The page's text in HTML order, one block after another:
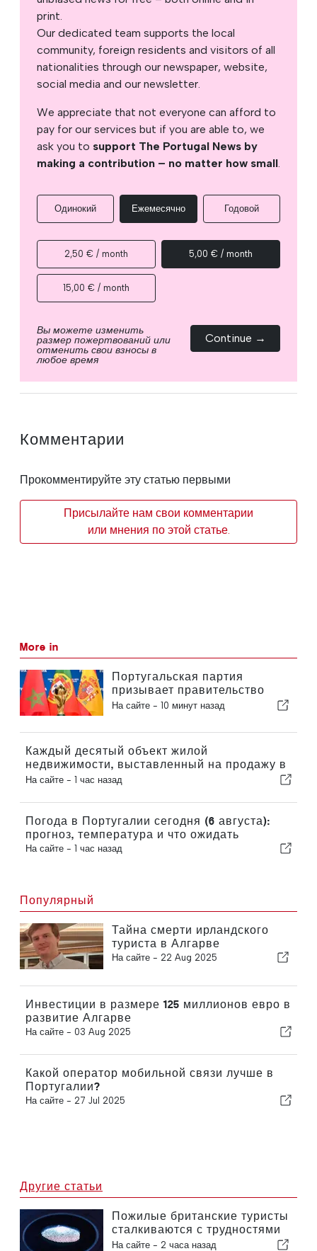
print.
Our dedicated team supports the local
community, foreign residents and visitors of all
nationalities through our newspaper, website,
social media and our newsletter.
We appreciate that not everyone can afford to
pay for our services but if you are able to, we
ask you to support The Portugal News by
making a contribution – no matter how small.
Одинокий Ежемесячно Годовой
2,50 € / month 5,00 € / month
15,00 € / month
Вы можете изменить
размер пожертвований или
отменить свои взносы в
любое время
Continue →
Комментарии
Прокомментируйте эту статью первыми
Присылайте нам свои комментарии
или мнения по этой статье.
More in
Португальская партия
призывает правительство
пересмотреть решение о
Чемпионата мира по футболу
2030 года в связи с кризисом
вокруг Сеуты
На сайте - 10 минут назад
Каждый десятый объект жилой
недвижимости, выставленный на продажу в
Португалии, продается менее чем за неделю
На сайте - 1 час назад
Погода в Португалии сегодня (6 августа):
прогноз, температура и что ожидать
На сайте - 1 час назад
Популярный
Тайна смерти ирландского
туриста в Алгарве
На сайте - 22 Aug 2025
Инвестиции в размере 125 миллионов евро в
развитие Алгарве
На сайте - 03 Aug 2025
Какой оператор мобильной связи лучше в
Португалии?
На сайте - 27 Jul 2025
Другие статьи
Пожилые британские туристы
сталкиваются с трудностями
в связи с введением в
На сайте - 2 часа назад